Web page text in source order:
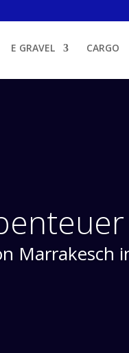
E GRAVEL CARGO
Marrakesch